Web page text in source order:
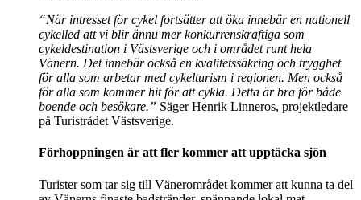
“När intresset för cykel fortsätter att öka innebär en nationell
cykelled att vi blir ännu mer konkurrenskraftiga som
cykeldestination i Västsverige och i området runt hela
Vänern. Det innebär också en kvalitetssäkring och trygghet
för alla som arbetar med cykelturism i regionen. Men också
för alla som kommer hit för att cykla. Detta är bra för både
boende och besökare.” Säger Henrik Linneros, projektledare
på Turistrådet Västsverige.
Förhoppningen är att fler kommer att upptäcka sjön
Turister som tar sig till Vänerområdet kommer att kunna ta del